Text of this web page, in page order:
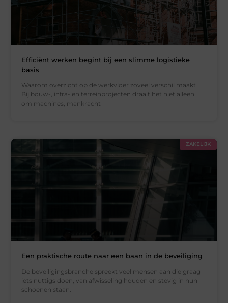
Efficiënt werken begint bij een slimme logistieke
basis
Waarom overzicht op de werkvloer zoveel verschil maakt
Bij bouw-, infra- en terreinprojecten draait het niet alleen
om machines, mankracht
ZAKELIJK
Een praktische route naar een baan in de beveiliging
De beveiligingsbranche spreekt veel mensen aan die graag
iets nuttigs doen, van afwisseling houden en stevig in hun
schoenen staan.